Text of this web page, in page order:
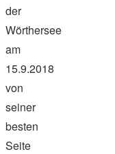
der
Wörthersee
am
15.9.2018
von
seiner
besten
Seite